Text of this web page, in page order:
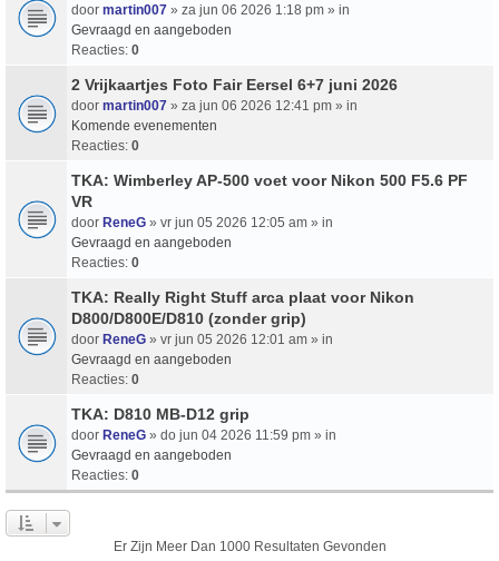
door martin007 » za jun 06 2026 1:18 pm » in
Gevraagd en aangeboden
Reacties: 0
2 Vrijkaartjes Foto Fair Eersel 6+7 juni 2026
door martin007 » za jun 06 2026 12:41 pm » in
Komende evenementen
Reacties: 0
TKA: Wimberley AP-500 voet voor Nikon 500 F5.6 PF
VR
door ReneG » vr jun 05 2026 12:05 am » in
Gevraagd en aangeboden
Reacties: 0
TKA: Really Right Stuff arca plaat voor Nikon
D800/D800E/D810 (zonder grip)
door ReneG » vr jun 05 2026 12:01 am » in
Gevraagd en aangeboden
Reacties: 0
TKA: D810 MB-D12 grip
door ReneG » do jun 04 2026 11:59 pm » in
Gevraagd en aangeboden
Reacties: 0
Er Zijn Meer Dan 1000 Resultaten Gevonden